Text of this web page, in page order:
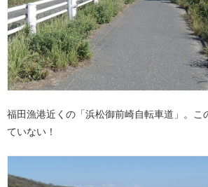
福田漁港近くの「浜松御前崎自転車道」。こ
ていない！